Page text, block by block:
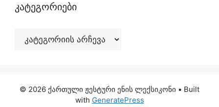
კატეგორიები
© 2026 ქართული ჟესტური ენის ლექსიკონი • Built
with GeneratePress